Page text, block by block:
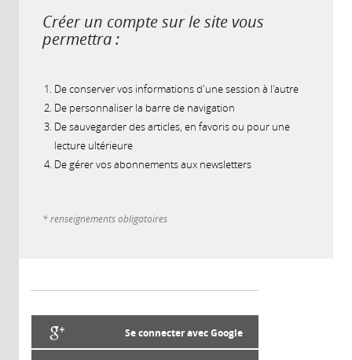
Créer un compte sur le site vous
permettra :
De conserver vos informations d'une session à l'autre
De personnaliser la barre de navigation
De sauvegarder des articles, en favoris ou pour une
lecture ultérieure
De gérer vos abonnements aux newsletters
* renseignements obligatoires
Se connecter avec Google